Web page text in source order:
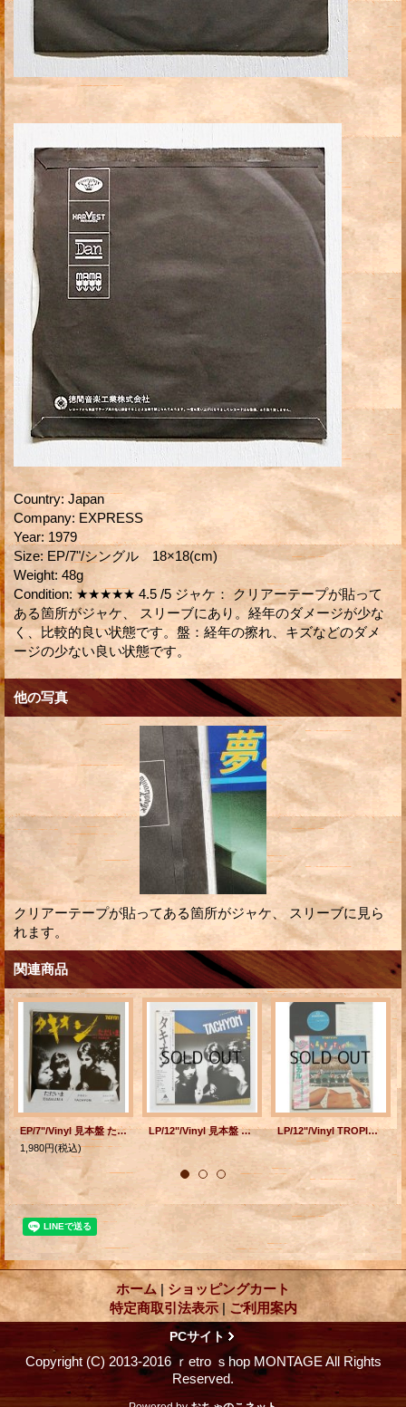
Country: Japan
Company: EXPRESS
Year: 1979
Size: EP/7"/シングル 18×18(cm)
Weight: 48g
Condition: ★★★★★ 4.5 /5 ジャケ： クリアーテープが貼って
ある箇所がジャケ、 スリーブにあり。経年のダメージが少な
く、比較的良い状態です。盤：経年の擦れ、キズなどのダメ
ージの少ない良い状態です。
他の写真
クリアーテープが貼ってある箇所がジャケ、 スリーブに見ら
れます。
関連商品
EP/7"/Vinyl 見本盤 ただいま 中近東幻想 TACHYON タキオン (1980) ALFA
1,980円(税込)
LP/12"/Vinyl 見本盤 TACHYON タキオン P: ミッキー・カーチス (1980) 帯/歌詞カード付 ALFA LP/12"/Vinyl TROPICAL トロピカル スラップスティック (1980) CANION 帯、歌詞カード付
ホーム | ショッピングカート
特定商取引法表示 | ご利用案内
PCサイト
Copyright (C) 2013-2016 ｒetro ｓhop MONTAGE All Rights
Reserved.